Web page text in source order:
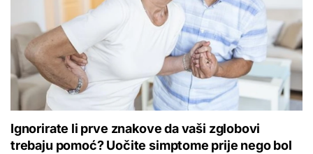
Ignorirate li prve znakove da vaši zglobovi
trebaju pomoć? Uočite simptome prije nego bol